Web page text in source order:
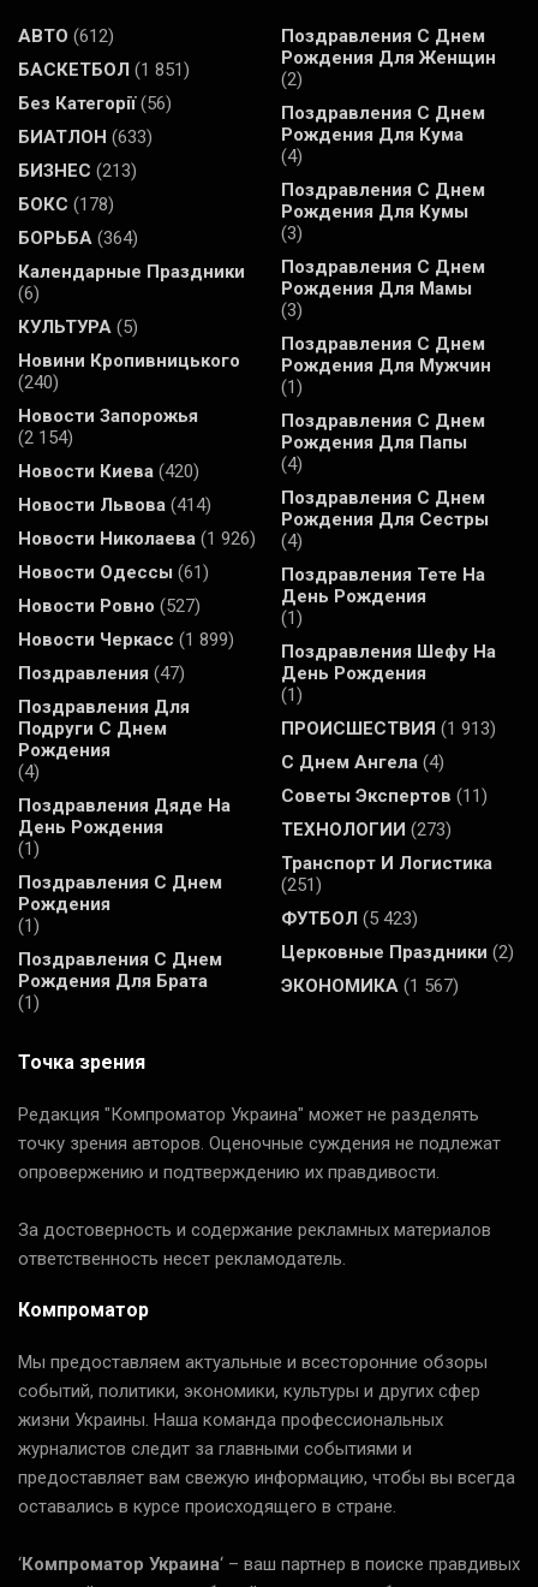
АВТО (612)
БАСКЕТБОЛ (1 851)
Без Категорії(56)
БИАТЛОН (633)
БИЗНЕС (213)
БОКС (178)
БОРЬБА (364)
Календарные Праздники
(6)
КУЛЬТУРА (5)
Новини Кропивницького
(240)
Новости Запорожья
(2 154)
Новости Киева (420)
Новости Львова (414)
Новости Николаева (1 926)
Новости Одессы (61)
Новости Ровно (527)
Новости Черкасс (1 899)
Поздравления (47)
Поздравления Для
Подруги С Днем
Рождения
(4)
Поздравления Дяде На
День Рождения
(1)
Поздравления С Днем
Рождения
(1)
Поздравления С Днем
Рождения Для Брата
(1)
Поздравления С Днем
Рождения Для Женщин
(2)
Поздравления С Днем
Рождения Для Кума
(4)
Поздравления С Днем
Рождения Для Кумы
(3)
Поздравления С Днем
Рождения Для Мамы
(3)
Поздравления С Днем
Рождения Для Мужчин
(1)
Поздравления С Днем
Рождения Для Папы
(4)
Поздравления С Днем
Рождения Для Сестры
(4)
Поздравления Тете На
День Рождения
(1)
Поздравления Шефу На
День Рождения
(1)
ПРОИСШЕСТВИЯ (1 913)
С Днем Ангела (4)
Советы Экспертов (11)
ТЕХНОЛОГИИ (273)
Транспорт И Логистика
(251)
ФУТБОЛ (5 423)
Церковные Праздники (2)
ЭКОНОМИКА (1 567)
Точка зрения
Редакция "Компроматор Украина" может не разделять
точку зрения авторов. Оценочные суждения не подлежат
опровержению и подтверждению их правдивости.
За достоверность и содержание рекламных материалов
ответственность несет рекламодатель.
Компроматор
Мы предоставляем актуальные и всесторонние обзоры
событий, политики, экономики, культуры и других сфер
жизни Украины. Наша команда профессиональных
журналистов следит за главными событиями и
предоставляет вам свежую информацию, чтобы вы всегда
оставались в курсе происходящего в стране.
‘Компроматор Украина‘ – ваш партнер в поиске правдивых